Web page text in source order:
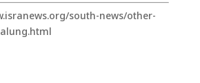
south-news/other-